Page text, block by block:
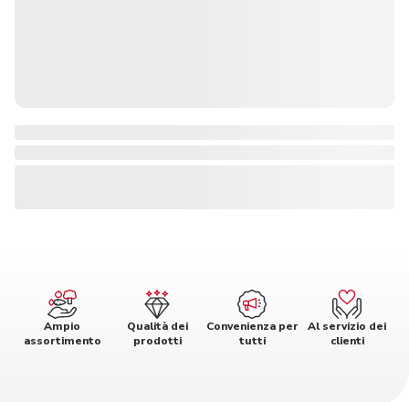
Ampio
assortimento
Qualità dei
prodotti
Convenienza per
tutti
Al servizio dei
clienti